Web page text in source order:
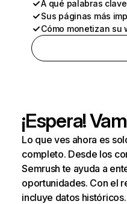
A qué palabras
Sus páginas más
Cómo monetizan su
¡Espera!
Lo que ves ahora es
completo. Desde los
Semrush te ayuda a
oportunidades. Con el
incluye datos históricos.